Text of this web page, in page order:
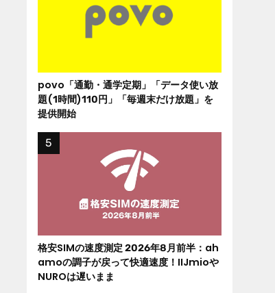
povo「通勤・通学定期」「データ使い放
題(1時間)110円」「毎週末だけ放題」を
提供開始
格安SIMの速度測定 2026年8月前半：ah
amoの調子が戻って快適速度！IIJmioや
NUROは遅いまま